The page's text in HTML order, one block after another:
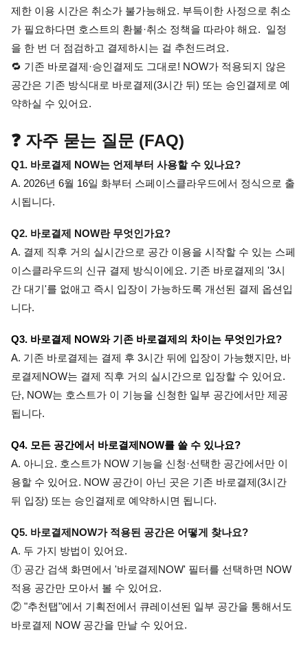
제한 이용 시간은 취소가 불가능해요. 부득이한 사정으로 취소
가 필요하다면 호스트의 환불·취소 정책을 따라야 해요.  일정
을 한 번 더 점검하고 결제하시는 걸 추천드려요.
🔁 기존 바로결제·승인결제도 그대로! NOW가 적용되지 않은
공간은 기존 방식대로 바로결제(3시간 뒤) 또는 승인결제로 예
약하실 수 있어요.
❓ 자주 묻는 질문 (FAQ)
Q1. 바로결제 NOW는 언제부터 사용할 수 있나요?
A. 2026년 6월 16일 화부터 스페이스클라우드에서 정식으로 출
시됩니다.
Q2. 바로결제 NOW란 무엇인가요?
A. 결제 직후 거의 실시간으로 공간 이용을 시작할 수 있는 스페
이스클라우드의 신규 결제 방식이에요. 기존 바로결제의 '3시
간 대기'를 없애고 즉시 입장이 가능하도록 개선된 결제 옵션입
니다.
Q3. 바로결제 NOW와 기존 바로결제의 차이는 무엇인가요?
A. 기존 바로결제는 결제 후 3시간 뒤에 입장이 가능했지만, 바
로결제NOW는 결제 직후 거의 실시간으로 입장할 수 있어요.
단, NOW는 호스트가 이 기능을 신청한 일부 공간에서만 제공
됩니다.
Q4. 모든 공간에서 바로결제NOW를 쓸 수 있나요?
A. 아니요. 호스트가 NOW 기능을 신청·선택한 공간에서만 이
용할 수 있어요. NOW 공간이 아닌 곳은 기존 바로결제(3시간
뒤 입장) 또는 승인결제로 예약하시면 됩니다.
Q5. 바로결제NOW가 적용된 공간은 어떻게 찾나요?
A. 두 가지 방법이 있어요.
① 공간 검색 화면에서 '바로결제NOW' 필터를 선택하면 NOW
적용 공간만 모아서 볼 수 있어요.
② "추천탭"에서 기획전에서 큐레이션된 일부 공간을 통해서도
바로결제 NOW 공간을 만날 수 있어요.